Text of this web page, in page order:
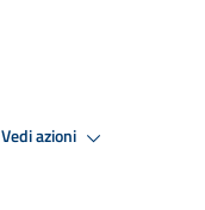
Vedi azioni